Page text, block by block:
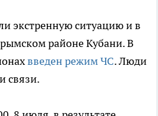
экстренную ситуацию и в
районе Кубани. В
введен режим ЧС. Люди
связи.